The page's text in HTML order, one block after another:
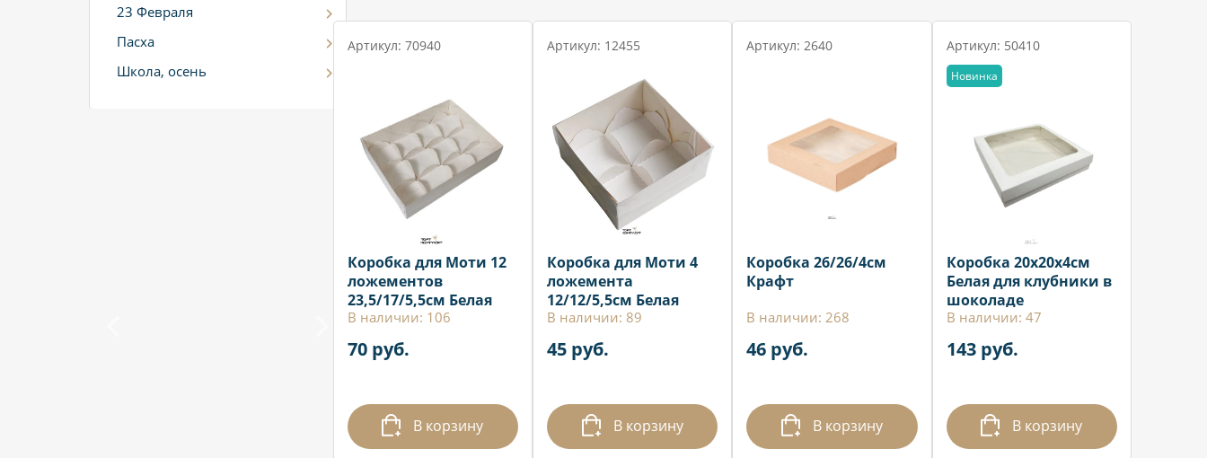
23 Февраля
Пасха
Школа, осень
Артикул: 70940
Коробка для Моти 12
ложементов
23,5/17/5,5см Белая
В наличии: 106
70 руб.
В корзину
Артикул: 12455
Коробка для Моти 4
ложемента
12/12/5,5см Белая
В наличии: 89
45 руб.
В корзину
Артикул: 2640
Коробка 26/26/4см
Крафт
В наличии: 268
46 руб.
В корзину
Артикул: 50410
Новинка
Коробка 20х20х4см
Белая для клубники в
шоколаде
В наличии: 47
143 руб.
В корзину